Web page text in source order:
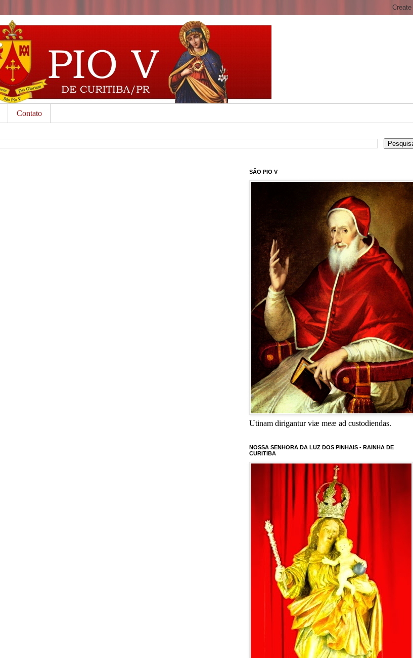
Contato
SÃO PIO V
Utinam dirigantur viæ meæ ad custodiendas.
NOSSA SENHORA DA LUZ DOS PINHAIS - RAINHA DE
CURITIBA